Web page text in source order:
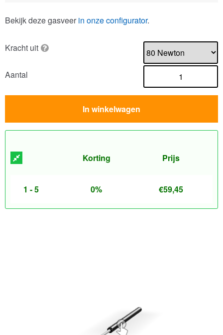
Bekijk deze gasveer in onze configurator.
Kracht uit
Aantal
In winkelwagen
Korting Prijs
1 - 5 0% €59,45